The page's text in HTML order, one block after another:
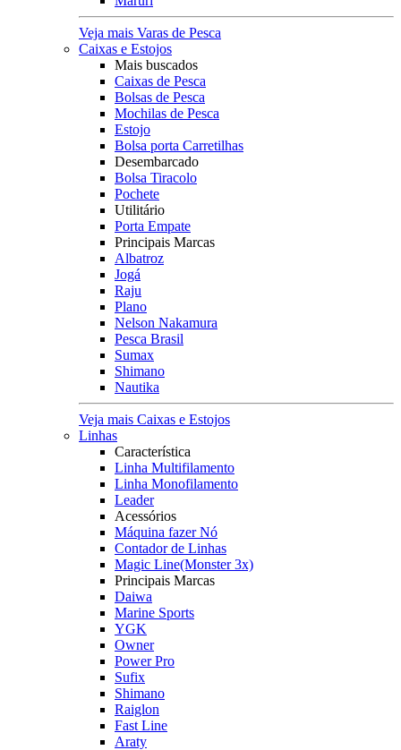
Veja mais Varas de Pesca
Caixas e Estojos
Mais buscados
Caixas de Pesca
Bolsas de Pesca
Mochilas de Pesca
Estojo
Bolsa porta Carretilhas
Desembarcado
Bolsa Tiracolo
Pochete
Utilitário
Porta Empate
Principais Marcas
Albatroz
Jogá
Raju
Plano
Nelson Nakamura
Pesca Brasil
Sumax
Shimano
Nautika
Veja mais Caixas e Estojos
Linhas
Característica
Linha Multifilamento
Linha Monofilamento
Leader
Acessórios
Máquina fazer Nó
Contador de Linhas
Magic Line(Monster 3x)
Principais Marcas
Daiwa
Marine Sports
YGK
Owner
Power Pro
Sufix
Shimano
Raiglon
Fast Line
Araty